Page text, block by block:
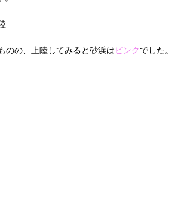
のの、上陸してみると砂浜は ピンク でした。